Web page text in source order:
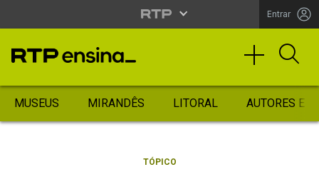
Entrar
MUSEUS MIRANDÊS LITORAL AUTORES
TÓPICO